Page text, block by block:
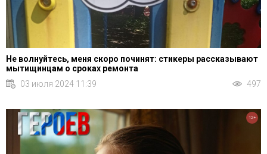
Не волнуйтесь, меня скоро починят: стикеры рассказывают
мытищинцам о сроках ремонта
03 июля 2024 11:39
497
12+